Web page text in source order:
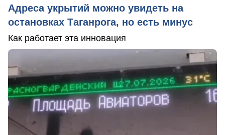
Адреса укрытий можно увидеть на
остановках Таганрога, но есть минус
Как работает эта инновация